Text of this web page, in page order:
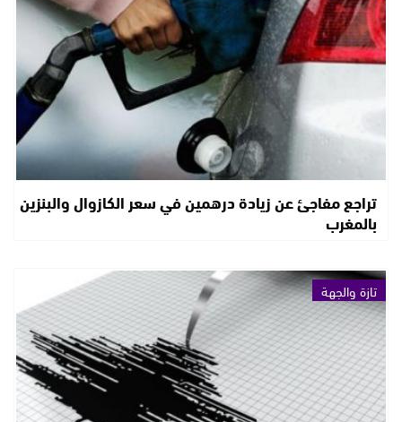
تراجع مفاجئ عن زيادة درهمين في سعر الكازوال والبنزين
بالمغرب
تازة والجهة